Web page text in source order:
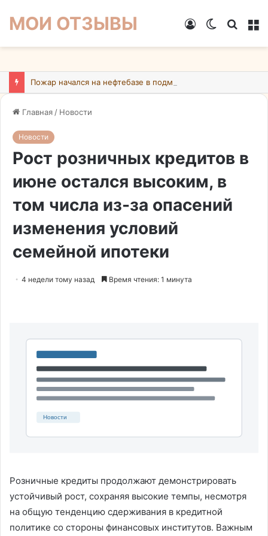
МОИ ОТЗЫВЫ
Switch
Войти
Главная / Новости
Новости
Рост розничных кредитов в
июне остался высоким, в
том числа из-за опасений
изменения условий
семейной ипотеки
4 недели тому назад Время чтения: 1 минута
Розничные кредиты продолжают демонстрировать
устойчивый рост, сохраняя высокие темпы, несмотря
на общую тенденцию сдерживания в кредитной
политике со стороны финансовых институтов. Важным